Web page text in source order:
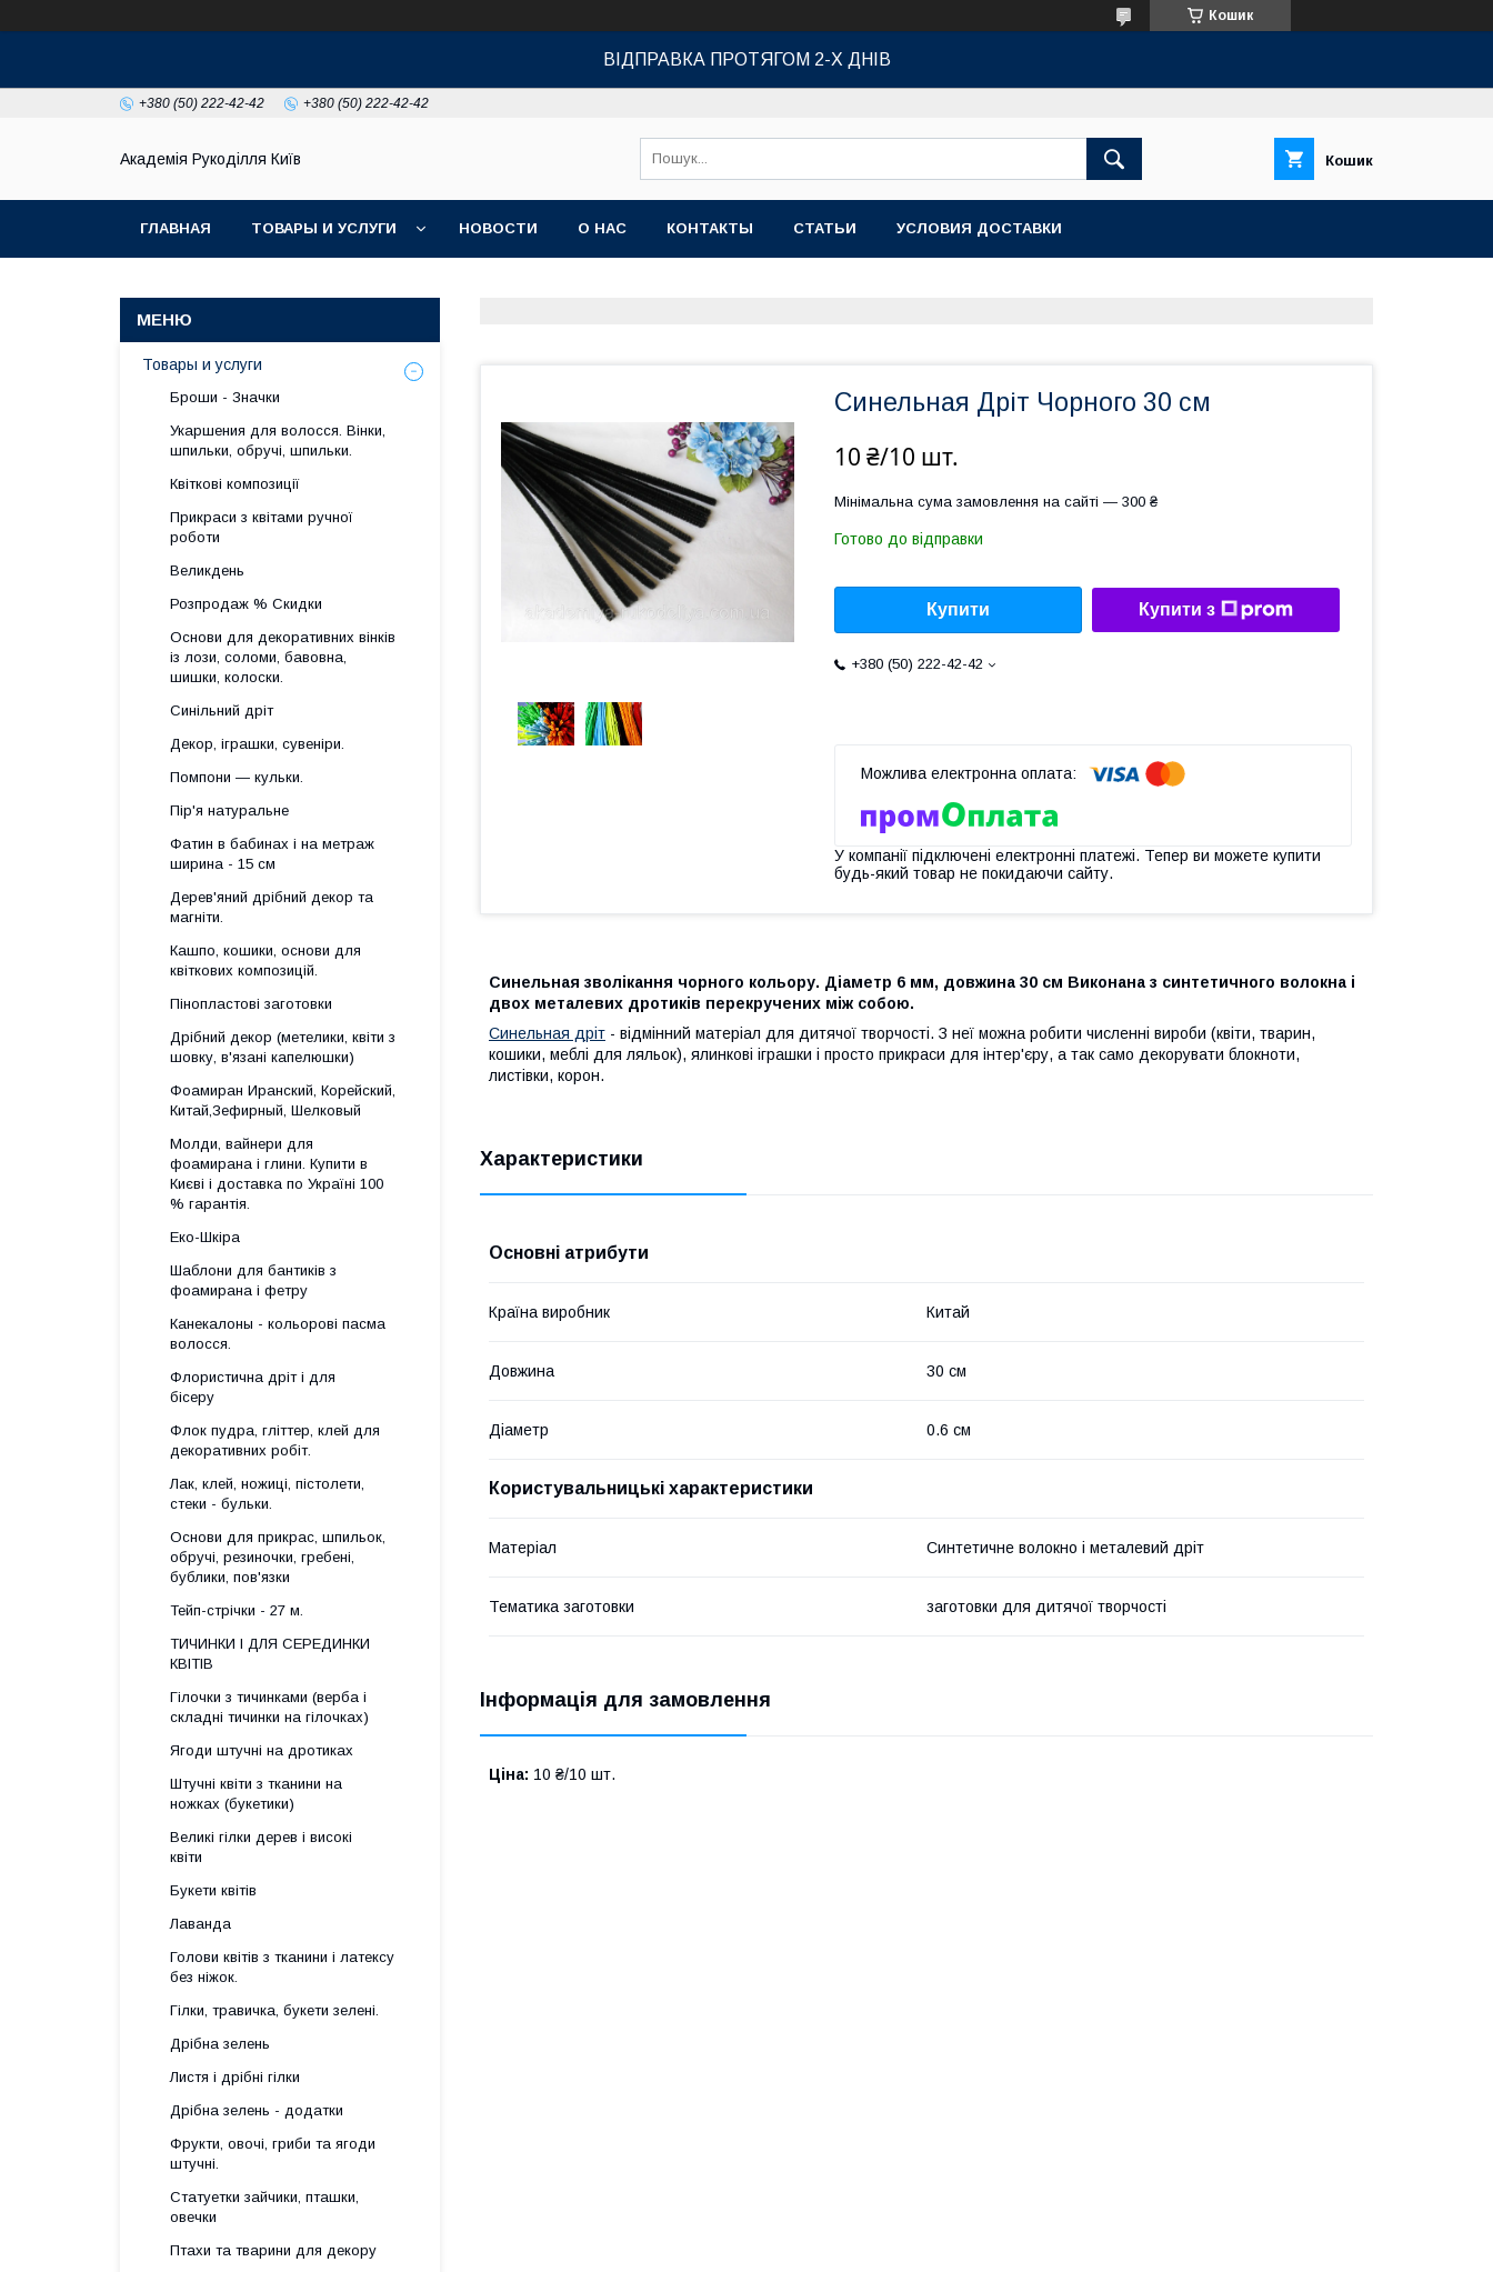
Кошик
ВІДПРАВКА ПРОТЯГОМ 2-Х ДНІВ
+380 (50) 222-42-42 +380 (50) 222-42-42
Академія Рукоділля Київ Кошик
ГЛАВНАЯ ТОВАРЫ И УСЛУГИ НОВОСТИ О НАС КОНТАКТЫ СТАТЬИ УСЛОВИЯ ДОСТАВКИ
Синельная Дріт Чорного 30 см
10 ₴/10 шт.
Мінімальна сума замовлення на сайті — 300 ₴
Готово до відправки
Купити Купити з
+380 (50) 222-42-42
У компанії підключені електронні платежі. Тепер ви можете купити
будь-який товар не покидаючи сайту.
Синельная зволікання чорного кольору. Діаметр 6 мм, довжина 30 см Виконана з синтетичного волокна і
двох металевих дротиків перекручених між собою.
Синельная дріт - відмінний матеріал для дитячої творчості. З неї можна робити численні вироби (квіти, тварин,
кошики, меблі для ляльок), ялинкові іграшки і просто прикраси для інтер'єру, а так само декорувати блокноти,
листівки, корон.
Характеристики
Основні атрибути
Країна виробник Китай
Довжина 30 см
Діаметр 0.6 см
Користувальницькі характеристики
Матеріал Синтетичне волокно і металевий дріт
Тематика заготовки заготовки для дитячої творчості
Інформація для замовлення
Ціна: 10 ₴/10 шт.
Товары и услуги
Броши - Значки
Укаршения для волосся. Вінки,
шпильки, обручі, шпильки.
Квіткові композиції
Прикраси з квітами ручної
роботи
Великдень
Розпродаж % Скидки
Основи для декоративних вінків
із лози, соломи, бавовна,
шишки, колоски.
Синільний дріт
Декор, іграшки, сувеніри.
Помпони — кульки.
Пір'я натуральне
Фатин в бабинах і на метраж
ширина - 15 см
Дерев'яний дрібний декор та
магніти.
Кашпо, кошики, основи для
квіткових композицій.
Пінопластові заготовки
Дрібний декор (метелики, квіти з
шовку, в'язані капелюшки)
Фоамиран Иранский, Корейский,
Китай,Зефирный, Шелковый
Молди, вайнери для
фоамирана і глини. Купити в
Києві і доставка по Україні 100
% гарантія.
Еко-Шкіра
Шаблони для бантиків з
фоамирана і фетру
Канекалоны - кольорові пасма
волосся.
Флористична дріт і для
бісеру
Флок пудра, гліттер, клей для
декоративних робіт.
Лак, клей, ножиці, пістолети,
стеки - бульки.
Основи для прикрас, шпильок,
обручі, резиночки, гребені,
бублики, пов'язки
Тейп-стрічки - 27 м.
ТИЧИНКИ І ДЛЯ СЕРЕДИНКИ
КВІТІВ
Гілочки з тичинками (верба і
складні тичинки на гілочках)
Ягоди штучні на дротиках
Штучні квіти з тканини на
ножках (букетики)
Великі гілки дерев і високі
квіти
Букети квітів
Лаванда
Голови квітів з тканини і латексу
без ніжок.
Гілки, травичка, букети зелені.
Дрібна зелень
Листя і дрібні гілки
Дрібна зелень - додатки
Фрукти, овочі, гриби та ягоди
штучні.
Статуетки зайчики, пташки,
овечки
Птахи та тварини для декору